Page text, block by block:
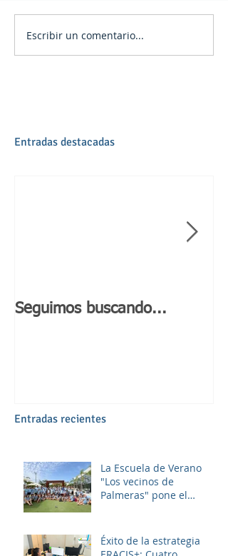
Escribir un comentario...
Entradas destacadas
Seguimos buscando...
Entradas recientes
La Escuela de Verano
"Los vecinos de
Palmeras" pone el
convivencia y diversión.
Éxito de la estrategia